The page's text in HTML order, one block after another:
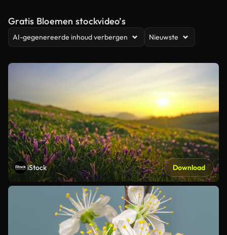
Gratis Bloemen stockvideo’s
AI-gegenereerde inhoud verbergen Nieuwste
iStock Download